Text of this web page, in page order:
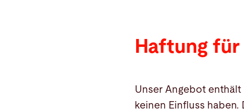
Haftung für
Unser Angebot
keinen Einfluss